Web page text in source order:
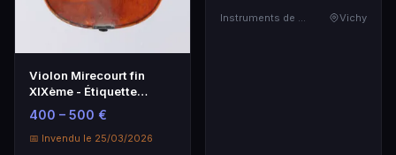
Violon Mirecourt fin
XIXème - Étiquette
Moreau fils, Instrument
de Musique
400 – 500 €
📅 Invendu le 25/03/2026
Vichy